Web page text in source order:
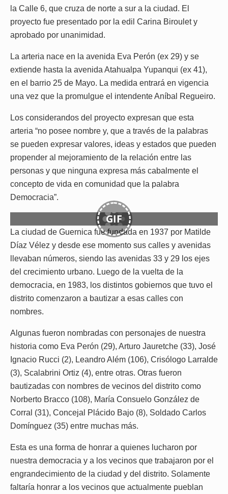
la Calle 6, que cruza de norte a sur a la ciudad. El
proyecto fue presentado por la edil Carina Biroulet y
aprobado por unanimidad.
La arteria nace en la avenida Eva Perón (ex 29) y se
extiende hasta la avenida Atahualpa Yupanqui (ex 41),
en el barrio 25 de Mayo. La medida entrará en vigencia
una vez que la promulgue el intendente Aníbal Regueiro.
Los considerandos del proyecto expresan que esta
arteria “no posee nombre y, que a través de la palabras
se pueden expresar valores, ideas y estados que pueden
propender al mejoramiento de la relación entre las
personas y que ninguna expresa más cabalmente el
concepto de vida en comunidad que la palabra
Democracia”.
GIF
La ciudad de Guernica fue fundada en 1937 por Matilde
Díaz Vélez y desde ese momento sus calles y avenidas
llevaban números, siendo las avenidas 33 y 29 los ejes
del crecimiento urbano. Luego de la vuelta de la
democracia, en 1983, los distintos gobiernos que tuvo el
distrito comenzaron a bautizar a esas calles con
nombres.
Algunas fueron nombradas con personajes de nuestra
historia como Eva Perón (29), Arturo Jauretche (33), José
Ignacio Rucci (2), Leandro Além (106), Crisólogo Larralde
(3), Scalabrini Ortiz (4), entre otras. Otras fueron
bautizadas con nombres de vecinos del distrito como
Norberto Bracco (108), María Consuelo González de
Corral (31), Concejal Plácido Bajo (8), Soldado Carlos
Domínguez (35) entre muchas más.
Esta es una forma de honrar a quienes lucharon por
nuestra democracia y a los vecinos que trabajaron por el
engrandecimiento de la ciudad y del distrito. Solamente
faltaría honrar a los vecinos que actualmente pueblan